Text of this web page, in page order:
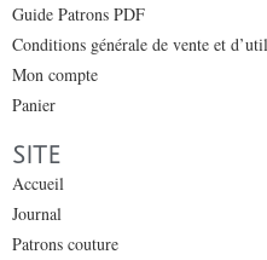
Guide Patrons PDF
Conditions générale de vente et
Mon compte
Panier
SITE
Accueil
Journal
Patrons couture